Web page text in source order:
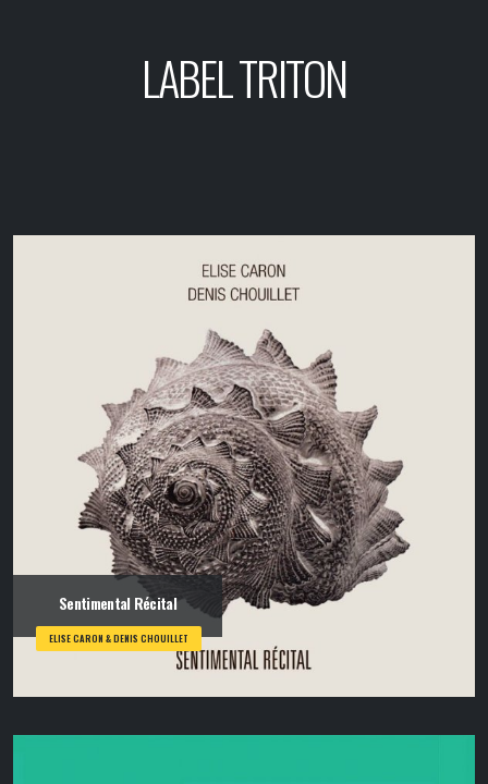
LABEL TRITON
Sentimental Récital
ELISE CARON & DENIS CHOUILLET